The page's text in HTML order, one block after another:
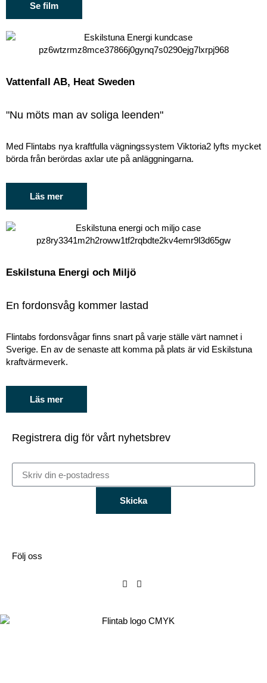
Se film
Vattenfall AB, Heat Sweden
"Nu möts man av soliga leenden"
Med Flintabs nya kraftfulla vägningssystem Viktoria2 lyfts mycket
börda från berördas axlar ute på anläggningarna.
Läs mer
Eskilstuna Energi och Miljö
En fordonsvåg kommer lastad
Flintabs fordonsvågar finns snart på varje ställe värt namnet i
Sverige. En av de senaste att komma på plats är vid Eskilstuna
kraftvärmeverk.
Läs mer
Registrera dig för vårt nyhetsbrev
Skicka
Följ oss